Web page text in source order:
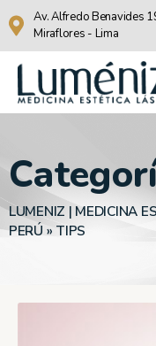
Av. Alfredo Benavides
Miraflores - Lima
LUMENIZ | MEDICINA
PERÚ » TIPS